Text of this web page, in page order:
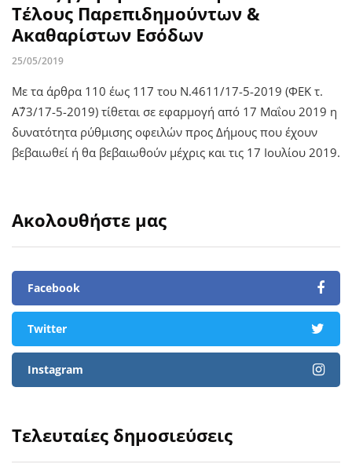
Τέλους Παρεπιδημούντων &
Ακαθαρίστων Εσόδων
25/05/2019
Με τα άρθρα 110 έως 117 του Ν.4611/17-5-2019 (ΦΕΚ τ.
Α΄73/17-5-2019) τίθεται σε εφαρμογή από 17 Μαΐου 2019 η
δυνατότητα ρύθμισης οφειλών προς Δήμους που έχουν
βεβαιωθεί ή θα βεβαιωθούν μέχρις και τις 17 Ιουλίου 2019.
Ακολουθήστε μας
Facebook
Twitter
Instagram
Τελευταίες δημοσιεύσεις